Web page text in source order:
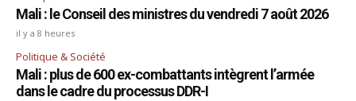
Mali : le Conseil des ministres du vendredi 7 août 2026
il y a 8 heures
Politique & Société
Mali : plus de 600 ex-combattants intègrent l’armée
dans le cadre du processus DDR-I